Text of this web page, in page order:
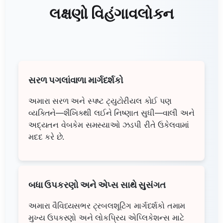
લક્ષણો વિહંગાવલોકન
સરળ પગલાંવાળા માર્ગદર્શકો
અમારા સરળ અને સ્પષ્ટ ટ્યુટોરીયલ કોઈ પણ
વ્યક્તિને—શૈખિકથી લઈને નિષ્ણાત સુધી—વાલી અને
અદ્યતન વેબકેમ સમસ્યાઓ ઝડપી રીતે ઉકેલવામાં
મદદ કરે છે.
બધા ઉપકરણો અને એપ્સ સાથે સુસંગત
અમારા વૈવિધ્યસભર ટ્રબલશૂટિંગ માર્ગદર્શકો તમામ
મુખ્ય ઉપકરણો અને લોકપ્રિય એપ્લિકેશન્સ માટે